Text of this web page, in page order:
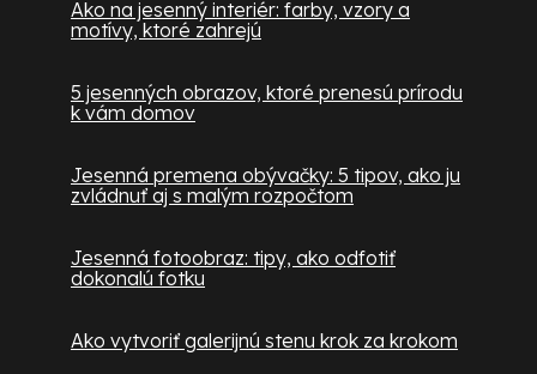
Ako na jesenný interiér: farby, vzory a
motívy, ktoré zahrejú
5 jesenných obrazov, ktoré prenesú prírodu
k vám domov
Jesenná premena obývačky: 5 tipov, ako ju
zvládnuť aj s malým rozpočtom
Jesenná fotoobraz: tipy, ako odfotiť
dokonalú fotku
Ako vytvoriť galerijnú stenu krok za krokom